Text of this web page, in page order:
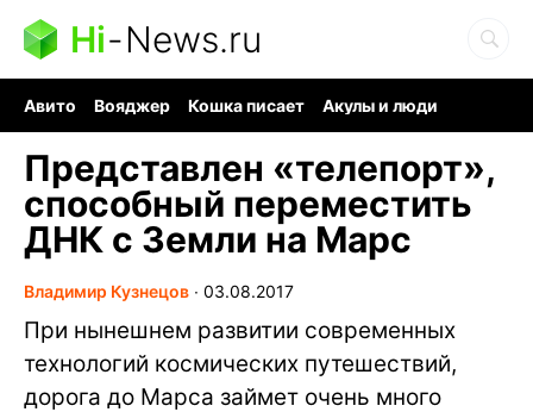
Hi-News.ru
Авито Вояджер Кошка писает
Акулы и люди
Представлен «телепорт»,
способный переместить
ДНК с Земли на Марс
Владимир Кузнецов ∙ 03.08.2017
При нынешнем развитии современных
технологий космических путешествий,
дорога до Марса займет очень много